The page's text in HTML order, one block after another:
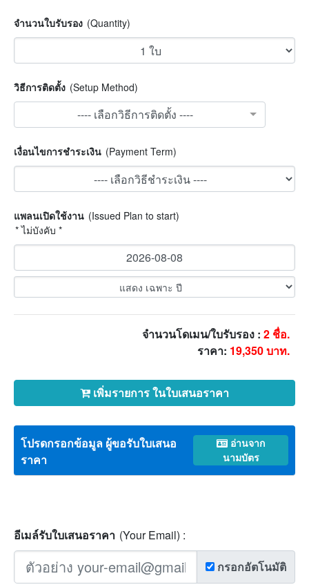
จำนวนใบรับรอง (Quantity)
วิธีการติดตั้ง (Setup Method)
---- เลือกวิธีการติดตั้ง ----
เงื่อนไขการชำระเงิน (Payment Term)
แพลนเปิดใช้งาน (Issued Plan to start)
* ไม่บังคับ *
จำนวนโดเมน/ใบรับรอง : 2 ชื่อ.
ราคา: 19,350บาท.
เพิ่มรายการ ในใบเสนอราคา
โปรดกรอกข้อมูล ผู้ขอรับใบเสนอ
ราคา
อ่านจาก
นามบัตร
อีเมล์รับใบเสนอราคา (Your Email) :
กรอกอัตโนมัติ